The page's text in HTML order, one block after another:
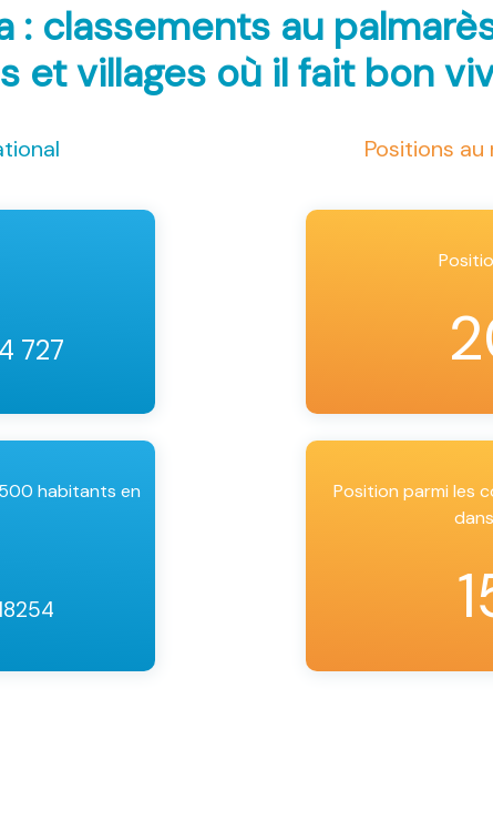
: classements au
et villages où il fait bon
727
habitants en
Positions
Position parmi les